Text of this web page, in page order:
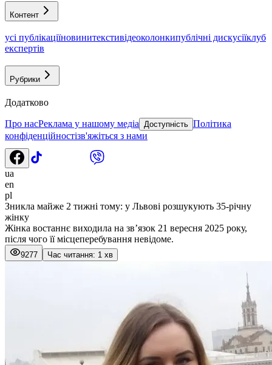
Контент
усі публікаціїновинитекстивідеоколонкипублічні дискусіїклуб
експертів
Рубрики
Додатково
Про насРеклама у нашому медіа Доступність Політика
конфіденційностізв'яжіться з нами
ua
en
pl
Зникла майже 2 тижні тому: у Львові розшукують 35-річну
жінку
Жінка востаннє виходила на зв’язок 21 вересня 2025 року,
після чого її місцеперебування невідоме.
9277 Час читання: 1 хв